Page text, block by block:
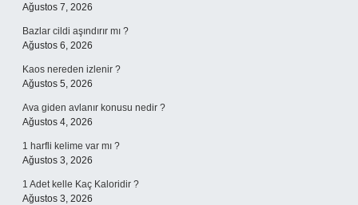
Ağustos 7, 2026
Bazlar cildi aşındırır mı ?
Ağustos 6, 2026
Kaos nereden izlenir ?
Ağustos 5, 2026
Ava giden avlanır konusu nedir ?
Ağustos 4, 2026
1 harfli kelime var mı ?
Ağustos 3, 2026
1 Adet kelle Kaç Kaloridir ?
Ağustos 3, 2026